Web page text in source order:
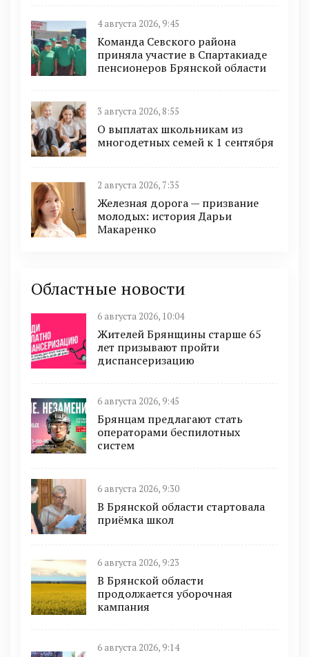
4 августа 2026, 9:45
Команда Севского района
приняла участие в Спартакиаде
пенсионеров Брянской области
3 августа 2026, 8:55
О выплатах школьникам из
многодетных семей к 1 сентября
2 августа 2026, 7:35
Железная дорога — призвание
молодых: история Дарьи
Макаренко
Областные новости
6 августа 2026, 10:04
Жителей Брянщины старше 65
лет призывают пройти
диспансеризацию
6 августа 2026, 9:45
Брянцам предлагают cтать
оперaтoрами бeспилотных
систeм
6 августа 2026, 9:30
В Брянской области стартовала
приёмка школ
6 августа 2026, 9:23
В Брянской области
продолжается уборочная
кампания
6 августа 2026, 9:14